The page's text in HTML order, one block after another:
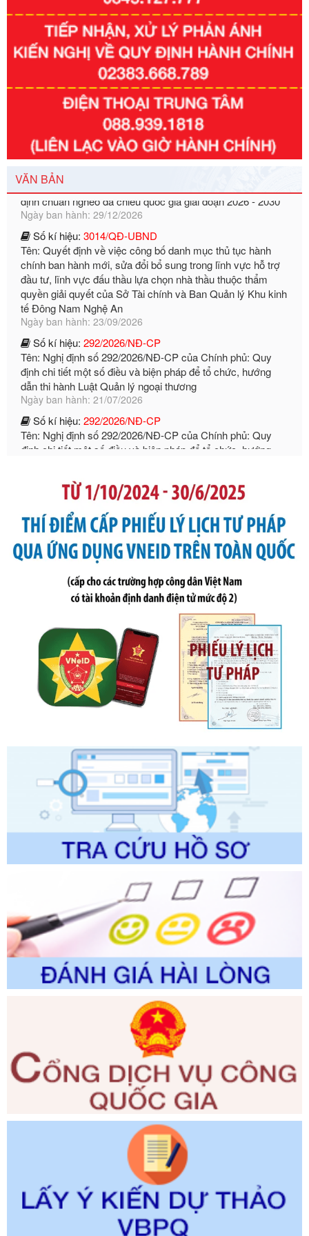
VĂN BẢN
Số kí hiệu:351/2025/NĐ-CP
Tên: Nghị định số 351/2025/NĐ-CP của Chính phủ: Quy
định chuẩn nghèo đa chiều quốc gia giai đoạn 2026 - 2030
Ngày ban hành: 29/12/2026
Số kí hiệu:3014/QĐ-UBND
Tên: Quyết định về việc công bố danh mục thủ tục hành
chính ban hành mới, sửa đổi bổ sung trong lĩnh vực hỗ trợ
đầu tư, lĩnh vực đấu thầu lựa chọn nhà thầu thuộc thẩm
quyền giải quyết của Sở Tài chính và Ban Quản lý Khu kinh
tế Đông Nam Nghệ An
Ngày ban hành: 23/09/2026
Số kí hiệu:292/2026/NĐ-CP
Tên: Nghị định số 292/2026/NĐ-CP của Chính phủ: Quy
định chi tiết một số điều và biện pháp để tổ chức, hướng
dẫn thi hành Luật Quản lý ngoại thương
Ngày ban hành: 21/07/2026
Số kí hiệu:292/2026/NĐ-CP
Tên: Nghị định số 292/2026/NĐ-CP của Chính phủ: Quy
định chi tiết một số điều và biện pháp để tổ chức, hướng
dẫn thi hành Luật Quản lý ngoại thương
Ngày ban hành: 21/07/2026
Tên: Thông tư số 105/2026/TT-BTC của Bộ Tài chính: Bãi
bỏ Thông tư số 87/2019/TT- BТC ngày 19 tháng 12 năm
2019 của Bộ trưởng Bộ Tài chính hướng dẫn thực hiện xử
phạt vi phạm hành chính trong lĩnh vực kho bạc nhà nước
Ngày ban hành: 21/07/2026
Số kí hiệu:291/2026/NĐ-CP
Tên: Nghị định số 291/2026/NĐ-CP của Chính phủ: Sửa
đổi, bổ sung một số điều của Nghị định số 125/2020/NĐ-СР
ngày 19 tháng 10 năm 2020 của Chính phủ quy định xử
phạt vi phạm hành chính về thuế, hóa đơn được sửa đổi, bổ
sung bởi Nghị định số 102/2021/NĐ-CP
Ngày ban hành: 20/07/2026
Số kí hiệu:2303/QĐ-UBND
Tên: Quyết định công bố Danh mục thủ tục hành chính mới
ban hành, được sửa đổi, bổ sung, bị bãi bỏ và phê duyệt
Quy trình nội bộ, quy trình điện tử giải quyết thủ tục hành
chính trong một số lĩnh vực thuộc phạm vi chức năng quản
Ngày ban hành: 01/06/2026
Số kí hiệu:2304/QĐ-UBND
Tên: Quyết định công bố Danh mục thủ tục hành chính
được sửa đổi, bổ sung và phê duyệt Quy trình nội bộ, quy
trình điện tử giải quyết thủ tục hành chính trong lĩnh vực Du
lịch thuộc phạm vi chức năng quản lý của Sở Văn hóa, Thể
thao và Du lịch
Ngày ban hành: 01/06/2026
2310/QĐ-UBND
Tên: Về việc công bố Danh mục thủ tục hành chính sửa
đổi, bổ sung và phê duyệt Quy trình nội bộ, quy trình điện tử
trong giải quyết thủtục hành chính lĩnh vực biến đổi khí hậu
thuộc phạm vi giải quyết của Sở Nông nghiệp và Môi
trường
Ngày ban hành: 01/06/2026
Số kí hiệu:2300/QĐ-UBND
Tên: V/v công bố danh mục thủ tục hành chính được sửa
đổi, bổ sung và phê duyệt quy trình nội bộ, quy trình điện tử
giải quyết thủ tục hành chính trong lĩnh vực Luật sư thuộc
phạm vi chức năng quản lý của Sở Tư pháp
Ngày ban hành: 01/06/2026
351/2025/NĐ-CP
Tên: Nghị định số 351/2025/NĐ-CP của Chính phủ: Quy
định chuẩn nghèo đa chiều quốc gia giai đoạn 2026 - 2030
Ngày ban hành: 29/12/2026
3014/QĐ-UBND
Tên: Quyết định về việc công bố danh mục thủ tục hành
chính ban hành mới, sửa đổi bổ sung trong lĩnh vực hỗ trợ
đầu tư, lĩnh vực đấu thầu lựa chọn nhà thầu thuộc thẩm
quyền giải quyết của Sở Tài chính và Ban Quản lý Khu kinh
tế Đông Nam Nghệ An